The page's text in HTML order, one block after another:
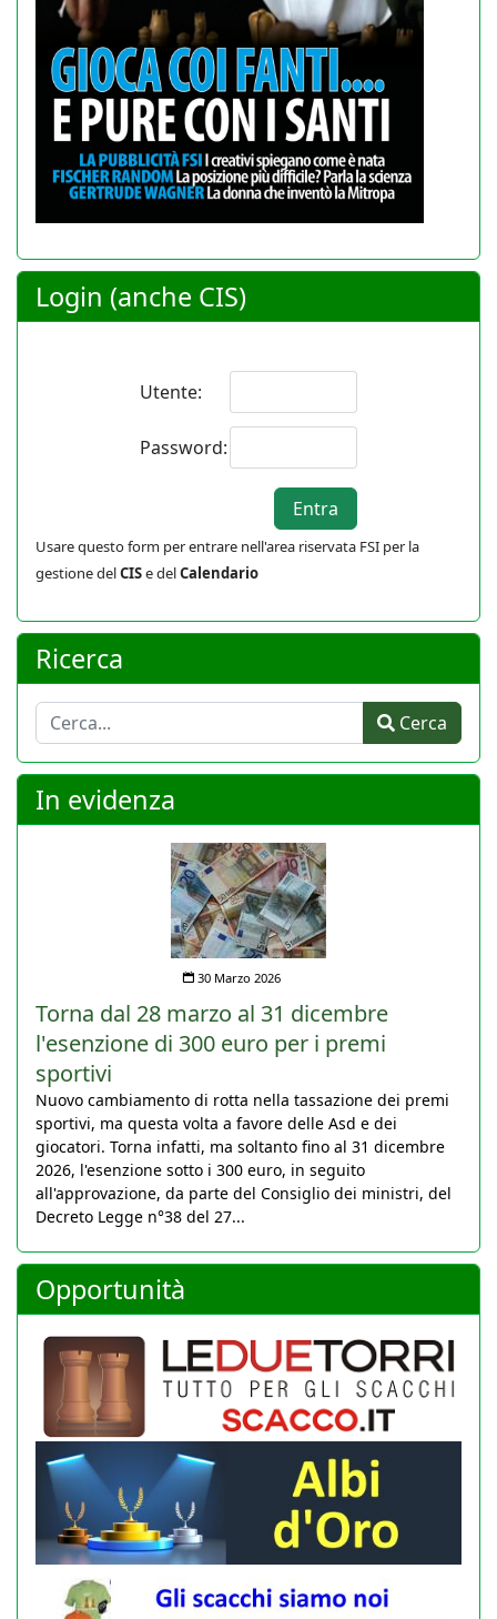
Login (anche CIS)
Utente:
Password:
Usare questo form per entrare nell'area riservata FSI per la
gestione delCISe delCalendario
Ricerca
Cerca Cerca
In evidenza
30 Marzo 2026
Torna dal 28 marzo al 31 dicembre
l'esenzione di 300 euro per i premi
sportivi
Nuovo cambiamento di rotta nella tassazione dei premi
sportivi, ma questa volta a favore delle Asd e dei
giocatori. Torna infatti, ma soltanto fino al 31 dicembre
2026, l'esenzione sotto i 300 euro, in seguito
all'approvazione, da parte del Consiglio dei ministri, del
Decreto Legge n°38 del 27...
Opportunità